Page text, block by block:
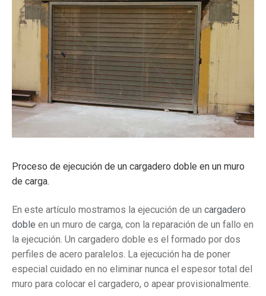
Proceso de ejecución de un cargadero doble en un muro
de carga.
En este artículo mostramos la ejecución de un cargadero
doble en un muro de carga, con la reparación de un fallo en
la ejecución. Un cargadero doble es el formado por dos
perfiles de acero paralelos. La ejecución ha de poner
especial cuidado en no eliminar nunca el espesor total del
muro para colocar el cargadero, o apear provisionalmente.